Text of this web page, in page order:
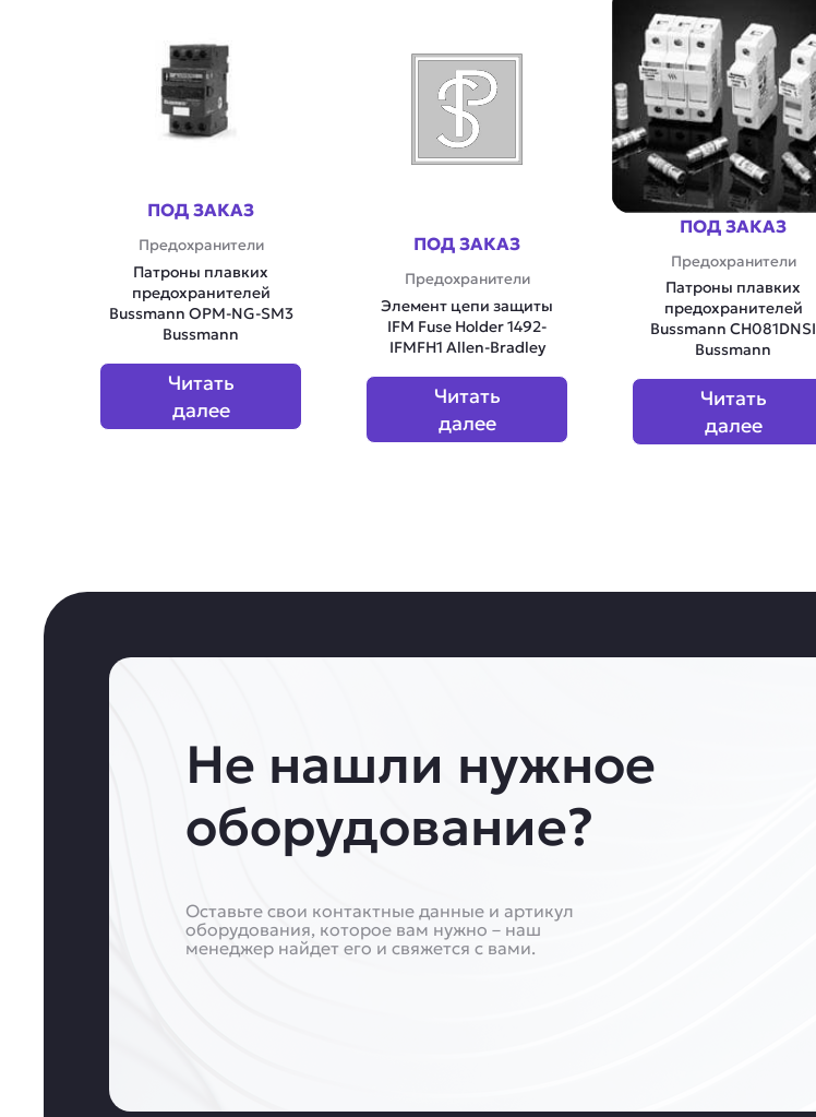
ПОД ЗАКАЗ
Предохранители
Патроны плавких
предохранителей
Bussmann OPM-NG-SM3
Bussmann
Читать
далее
ПОД ЗАКАЗ
Предохранители
Элемент цепи защиты
IFM Fuse Holder 1492-
IFMFH1 Allen-Bradley
Читать
далее
ПОД ЗАКАЗ
Предохранители
Патроны плавких
предохранителей
Bussmann CH081DNSI
Bussmann
Читать
далее
Не нашли нужное
оборудование?
Оставьте свои контактные данные и артикул
оборудования, которое вам нужно – наш
менеджер найдет его и свяжется с вами.